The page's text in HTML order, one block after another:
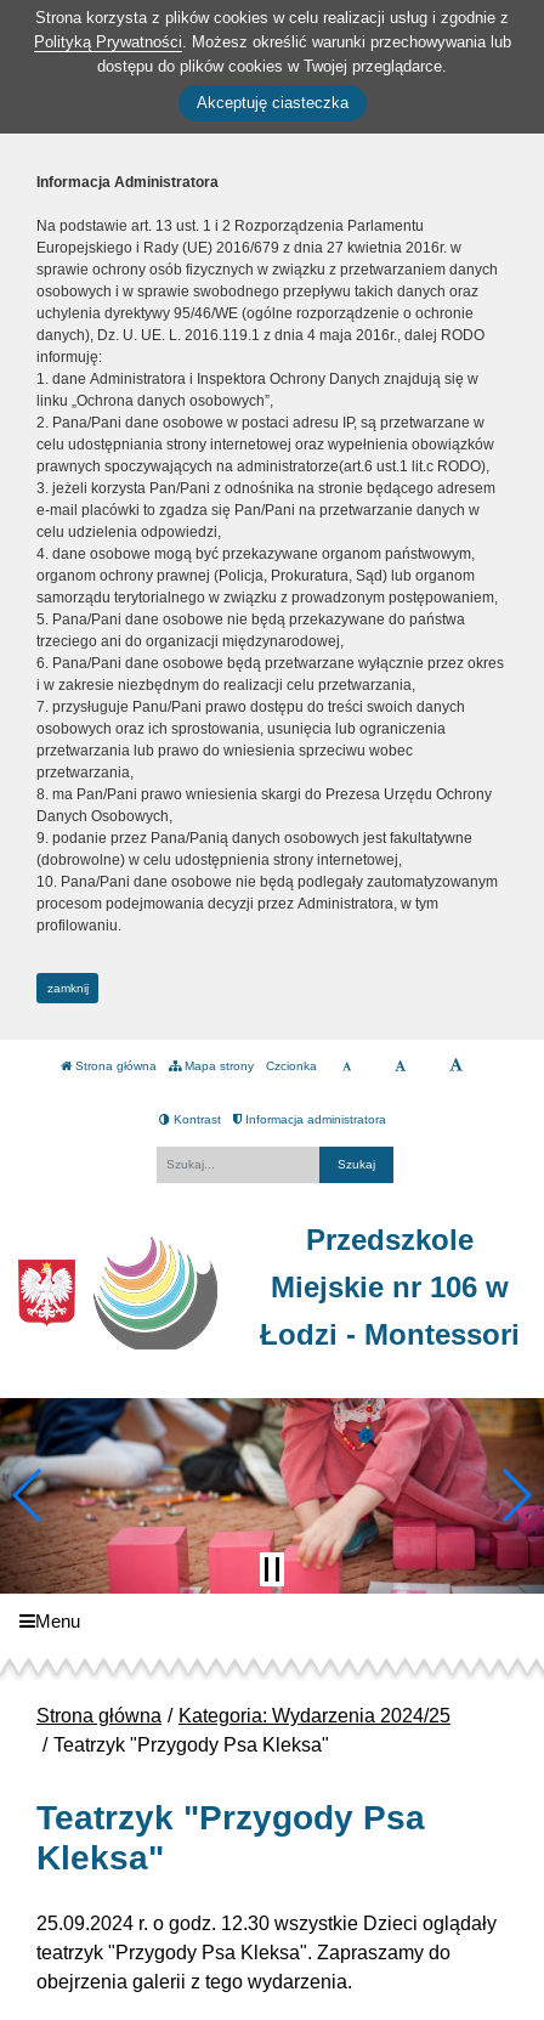
Strona korzysta z plików cookies w celu realizacji usług i zgodnie z
Polityką Prywatności. Możesz określić warunki przechowywania lub
dostępu do plików cookies w Twojej przeglądarce.
Akceptuję ciasteczka
Informacja Administratora
Na podstawie art. 13 ust. 1 i 2 Rozporządzenia Parlamentu
Europejskiego i Rady (UE) 2016/679 z dnia 27 kwietnia 2016r. w
sprawie ochrony osób fizycznych w związku z przetwarzaniem danych
osobowych i w sprawie swobodnego przepływu takich danych oraz
uchylenia dyrektywy 95/46/WE (ogólne rozporządzenie o ochronie
danych), Dz. U. UE. L. 2016.119.1 z dnia 4 maja 2016r., dalej RODO
informuję:
1. dane Administratora i Inspektora Ochrony Danych znajdują się w
linku „Ochrona danych osobowych”,
2. Pana/Pani dane osobowe w postaci adresu IP, są przetwarzane w
celu udostępniania strony internetowej oraz wypełnienia obowiązków
prawnych spoczywających na administratorze(art.6 ust.1 lit.c RODO),
3. jeżeli korzysta Pan/Pani z odnośnika na stronie będącego adresem
e-mail placówki to zgadza się Pan/Pani na przetwarzanie danych w
celu udzielenia odpowiedzi,
4. dane osobowe mogą być przekazywane organom państwowym,
organom ochrony prawnej (Policja, Prokuratura, Sąd) lub organom
samorządu terytorialnego w związku z prowadzonym postępowaniem,
5. Pana/Pani dane osobowe nie będą przekazywane do państwa
trzeciego ani do organizacji międzynarodowej,
6. Pana/Pani dane osobowe będą przetwarzane wyłącznie przez okres
i w zakresie niezbędnym do realizacji celu przetwarzania,
7. przysługuje Panu/Pani prawo dostępu do treści swoich danych
osobowych oraz ich sprostowania, usunięcia lub ograniczenia
przetwarzania lub prawo do wniesienia sprzeciwu wobec
przetwarzania,
8. ma Pan/Pani prawo wniesienia skargi do Prezesa Urzędu Ochrony
Danych Osobowych,
9. podanie przez Pana/Panią danych osobowych jest fakultatywne
(dobrowolne) w celu udostępnienia strony internetowej,
10. Pana/Pani dane osobowe nie będą podlegały zautomatyzowanym
procesom podejmowania decyzji przez Administratora, w tym
profilowaniu.
zamknij
Strona główna Mapa strony Czcionka
Kontrast Informacja administratora
Przedszkole
Miejskie nr 106 w
Łodzi - Montessori
Menu
Strona główna
Kategoria: Wydarzenia 2024/25
Teatrzyk "Przygody Psa Kleksa"
Teatrzyk "Przygody Psa
Kleksa"
25.09.2024 r. o godz. 12.30 wszystkie Dzieci oglądały
teatrzyk "Przygody Psa Kleksa". Zapraszamy do
obejrzenia galerii z tego wydarzenia.